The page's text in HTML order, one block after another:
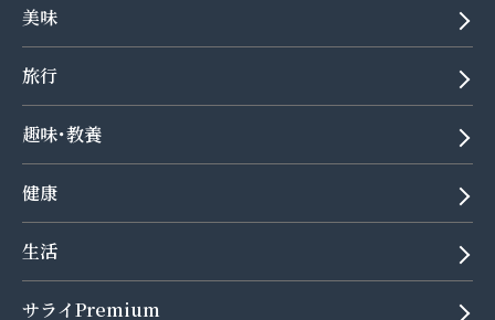
美味
旅行
趣味･教養
健康
生活
サライPremium